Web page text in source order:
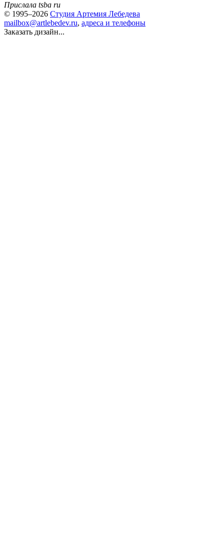
Прислала tsba ru
© 1995–2026 Студия Артемия Лебедева
mailbox@artlebedev.ru, адреса и телефоны
Заказать дизайн...